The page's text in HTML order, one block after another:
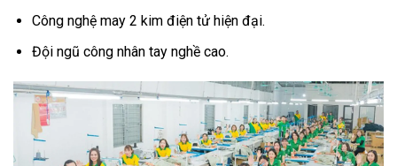
Công nghệ may 2 kim điện tử hiện đại.
Đội ngũ công nhân tay nghề cao.